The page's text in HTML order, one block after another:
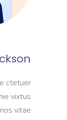
ctetuer
vixtus
vitae.